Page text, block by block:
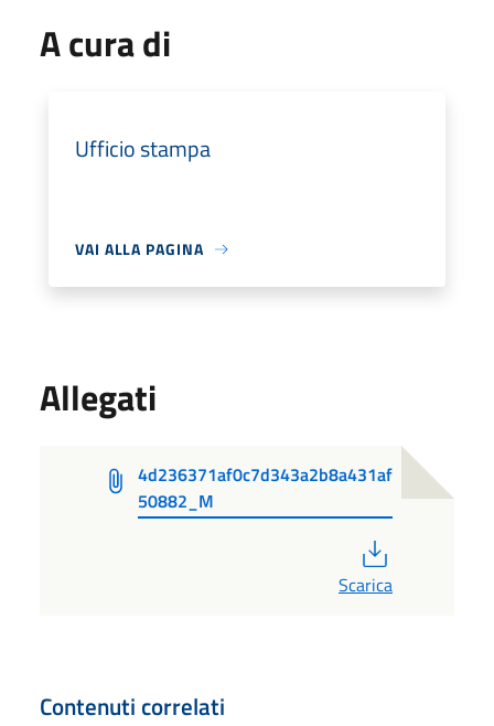
A cura di
Ufficio stampa
VAI ALLA PAGINA
Allegati
4d236371af0c7d343a2b8a431af
50882_M
Scarica
Contenuti correlati